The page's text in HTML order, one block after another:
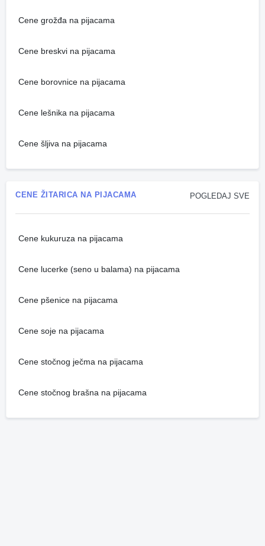
Cene grožđa na pijacama
Cene breskvi na pijacama
Cene borovnice na pijacama
Cene lešnika na pijacama
Cene šljiva na pijacama
POGLEDAJ SVE
CENE ŽITARICA NA PIJACAMA
Cene kukuruza na pijacama
Cene lucerke (seno u balama) na pijacama
Cene pšenice na pijacama
Cene soje na pijacama
Cene stočnog ječma na pijacama
Cene stočnog brašna na pijacama